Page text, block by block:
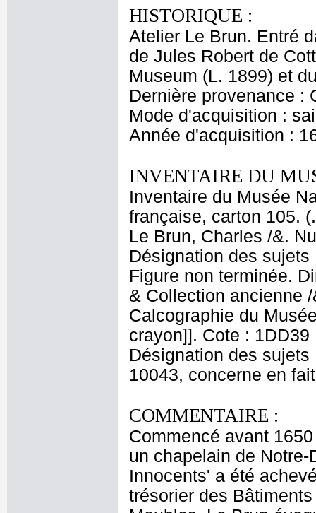
HISTORIQUE :
Atelier Le Brun. Entré
de Jules Robert de
Museum (L. 1899) et
Dernière provenance :
Mode d'acquisition :
Année d'acquisition :
INVENTAIRE DU
Inventaire du Musée
française, carton 105.
Le Brun, Charles /&.
Désignation des
Figure non terminée.
& Collection ancienne
Calcographie du
crayon]]. Cote :
Désignation des
10043, concerne en
COMMENTAIRE :
Commencé avant
un chapelain de
Innocents' a été
trésorier des